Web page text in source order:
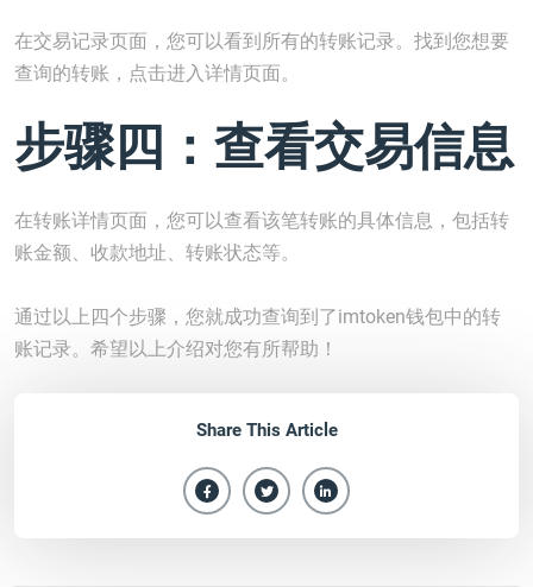
在交易记录页面，您可以看到所有的转账记录。找到您想要
查询的转账，点击进入详情页面。
步骤四：查看交易信息
在转账详情页面，您可以查看该笔转账的具体信息，包括转
账金额、收款地址、转账状态等。
通过以上四个步骤，您就成功查询到了imtoken钱包中的转
账记录。希望以上介绍对您有所帮助！
Share This Article